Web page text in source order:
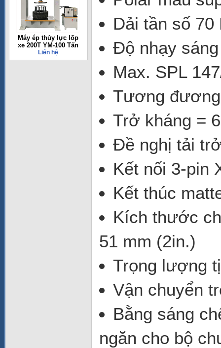
Máy ép thủy lực lốp
xe 200T YM-100 Tấn
Liên hệ
Dải tần số 70
Độ nhạy
Max. SPL
Tương
Trở kháng =
Đề nghị tải
Kết nối 3-pin
Kết thúc
Kích thước
51 mm (2in.)
Trọng lượng
Vận chuyển
Bằng sáng
ngăn cho bộ